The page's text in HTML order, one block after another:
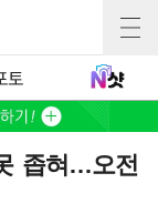
토
좁혀…오전